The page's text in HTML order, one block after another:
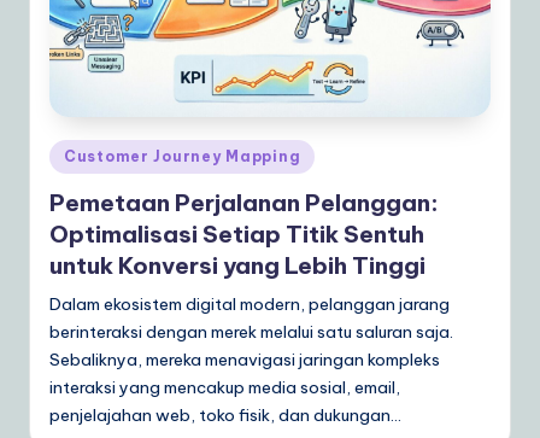
In
d
o
n
e
si
a
n
|
Y
o
Posted
in
Customer Journey Mapping
Pemetaan Perjalanan Pelanggan:
Optimalisasi Setiap Titik Sentuh
untuk Konversi yang Lebih Tinggi
Dalam ekosistem digital modern, pelanggan jarang
berinteraksi dengan merek melalui satu saluran saja.
Sebaliknya, mereka menavigasi jaringan kompleks
interaksi yang mencakup media sosial, email,
penjelajahan web, toko fisik, dan dukungan…